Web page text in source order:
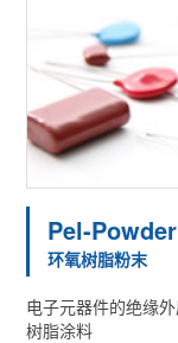
Pel-Powder
环氧树脂粉末
电子元器件的绝缘
树脂涂料